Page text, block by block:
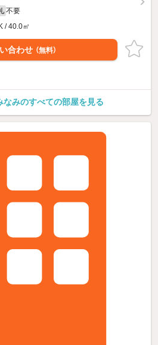
不要
/ 40.0㎡
合わせ （無料）
なみのすべての部屋を見る